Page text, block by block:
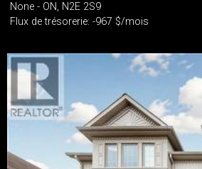
None - ON, N2E 2S9
Flux de trésorerie: -967 $/mois